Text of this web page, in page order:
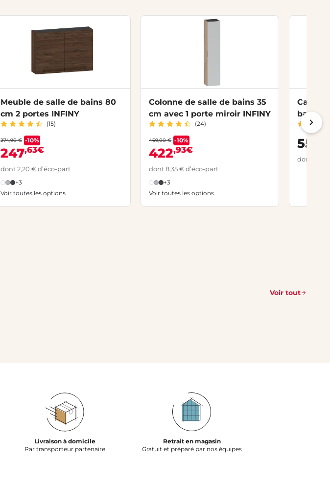
Meuble de salle de bains 80
cm 2 portes INFINY
(15)
274,90 € -10%
247,63€
dont 2,20 € d’éco-part
+3
Voir toutes les options
Colonne de salle de bains 35
cm avec 1 porte miroir INFINY
(24)
469,00 € -10%
422,93€
dont 8,35 € d’éco-part
+3
Voir toutes les options
bains
INFINY
559
dont 3,14
Voir tout
Livraison à domicile
Par transporteur partenaire
Retrait en magasin
Gratuit et préparé par nos équipes